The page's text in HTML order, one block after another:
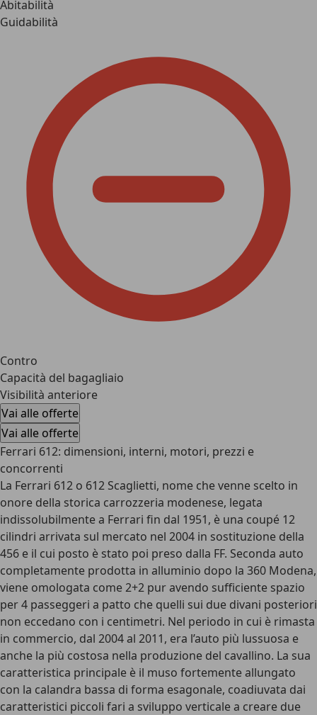
Abitabilità
Guidabilità
Contro
Capacità del bagagliaio
Visibilità anteriore
Vai alle offerte
Vai alle offerte
Ferrari 612: dimensioni, interni, motori, prezzi e
concorrenti
La Ferrari 612 o 612 Scaglietti, nome che venne scelto in
onore della storica carrozzeria modenese, legata
indissolubilmente a Ferrari fin dal 1951, è una coupé 12
cilindri arrivata sul mercato nel 2004 in sostituzione della
456 e il cui posto è stato poi preso dalla FF. Seconda auto
completamente prodotta in alluminio dopo la 360 Modena,
viene omologata come 2+2 pur avendo sufficiente spazio
per 4 passeggeri a patto che quelli sui due divani posteriori
non eccedano con i centimetri. Nel periodo in cui è rimasta
in commercio, dal 2004 al 2011, era l’auto più lussuosa e
anche la più costosa nella produzione del cavallino. La sua
caratteristica principale è il muso fortemente allungato
con la calandra bassa di forma esagonale, coadiuvata dai
caratteristici piccoli fari a sviluppo verticale a creare due